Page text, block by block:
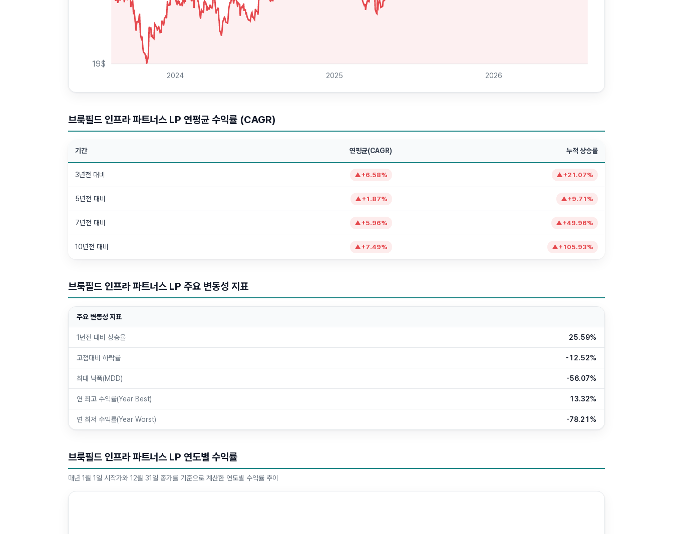
19$
2024 2025 2026
브룩필드 인프라 파트너스 LP 연평균 수익률 (CAGR)
기간 연평균(CAGR) 누적 상승률
3년전 대비 ▲+6.58% ▲+21.07%
5년전 대비 ▲+ 1.87% ▲+9.71 %
7년전 대비 ▲+5.96% ▲+49.96%
10년전 대비 ▲+7.49% ▲+ 105.93%
브룩필드 인프라 파트너스 LP 주요 변동성 지표
주요 변동성 지표
1년전 대비 상승율 25.59%
고점대비 하락률 -12.52%
최대 낙폭(MDD) -56.07%
연 최고 수익률(Year Best) 13.32%
연 최저 수익률(Year Worst) -78.21%
브룩필드 인프라 파트너스 LP 연도별 수익률
매년 1월 1일 시작가와 12월 31일 종가를 기준으로 계산한 연도별 수익률 추이